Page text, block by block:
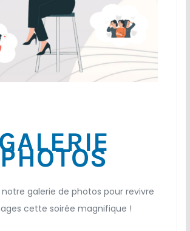
GALERIE
PHOTOS
galerie de photos pour revivre
cette soirée magnifique !